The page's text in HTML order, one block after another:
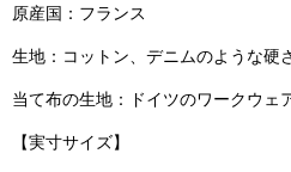
原産国：フランス
生地：コットン、デニムのような硬
当て布の生地：ドイツのワークウェ
【実寸サイズ】